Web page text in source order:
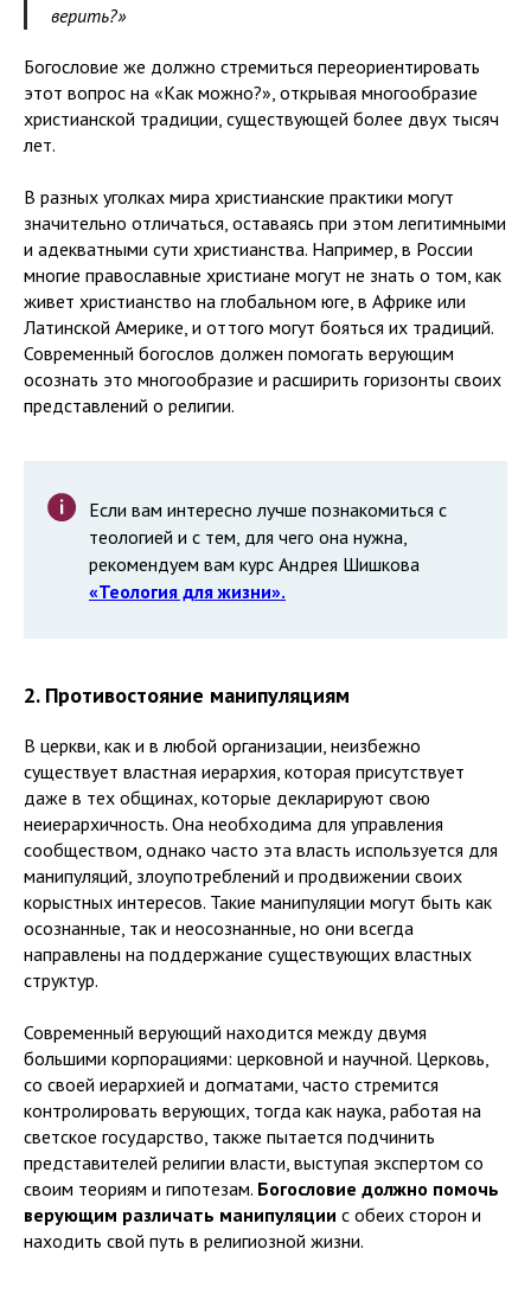
верить?»
Богословие же должно стремиться переориентировать
этот вопрос на «Как можно?», открывая многообразие
христианской традиции, существующей более двух тысяч
лет.
В разных уголках мира христианские практики могут
значительно отличаться, оставаясь при этом легитимными
и адекватными сути христианства. Например, в России
многие православные христиане могут не знать о том, как
живет христианство на глобальном юге, в Африке или
Латинской Америке, и оттого могут бояться их традиций.
Современный богослов должен помогать верующим
осознать это многообразие и расширить горизонты своих
представлений о религии.
Если вам интересно лучше познакомиться с
теологией и с тем, для чего она нужна,
рекомендуем вам курс Андрея Шишкова
«Теология для жизни».
2. Противостояние манипуляциям
В церкви, как и в любой организации, неизбежно
существует властная иерархия, которая присутствует
даже в тех общинах, которые декларируют свою
неиерархичность. Она необходима для управления
сообществом, однако часто эта власть используется для
манипуляций, злоупотреблений и продвижении своих
корыстных интересов. Такие манипуляции могут быть как
осознанные, так и неосознанные, но они всегда
направлены на поддержание существующих властных
структур.
Современный верующий находится между двумя
большими корпорациями: церковной и научной. Церковь,
со своей иерархией и догматами, часто стремится
контролировать верующих, тогда как наука, работая на
светское государство, также пытается подчинить
представителей религии власти, выступая экспертом со
своим теориям и гипотезам. Богословие должно помочь
верующим различать манипуляции с обеих сторон и
находить свой путь в религиозной жизни.